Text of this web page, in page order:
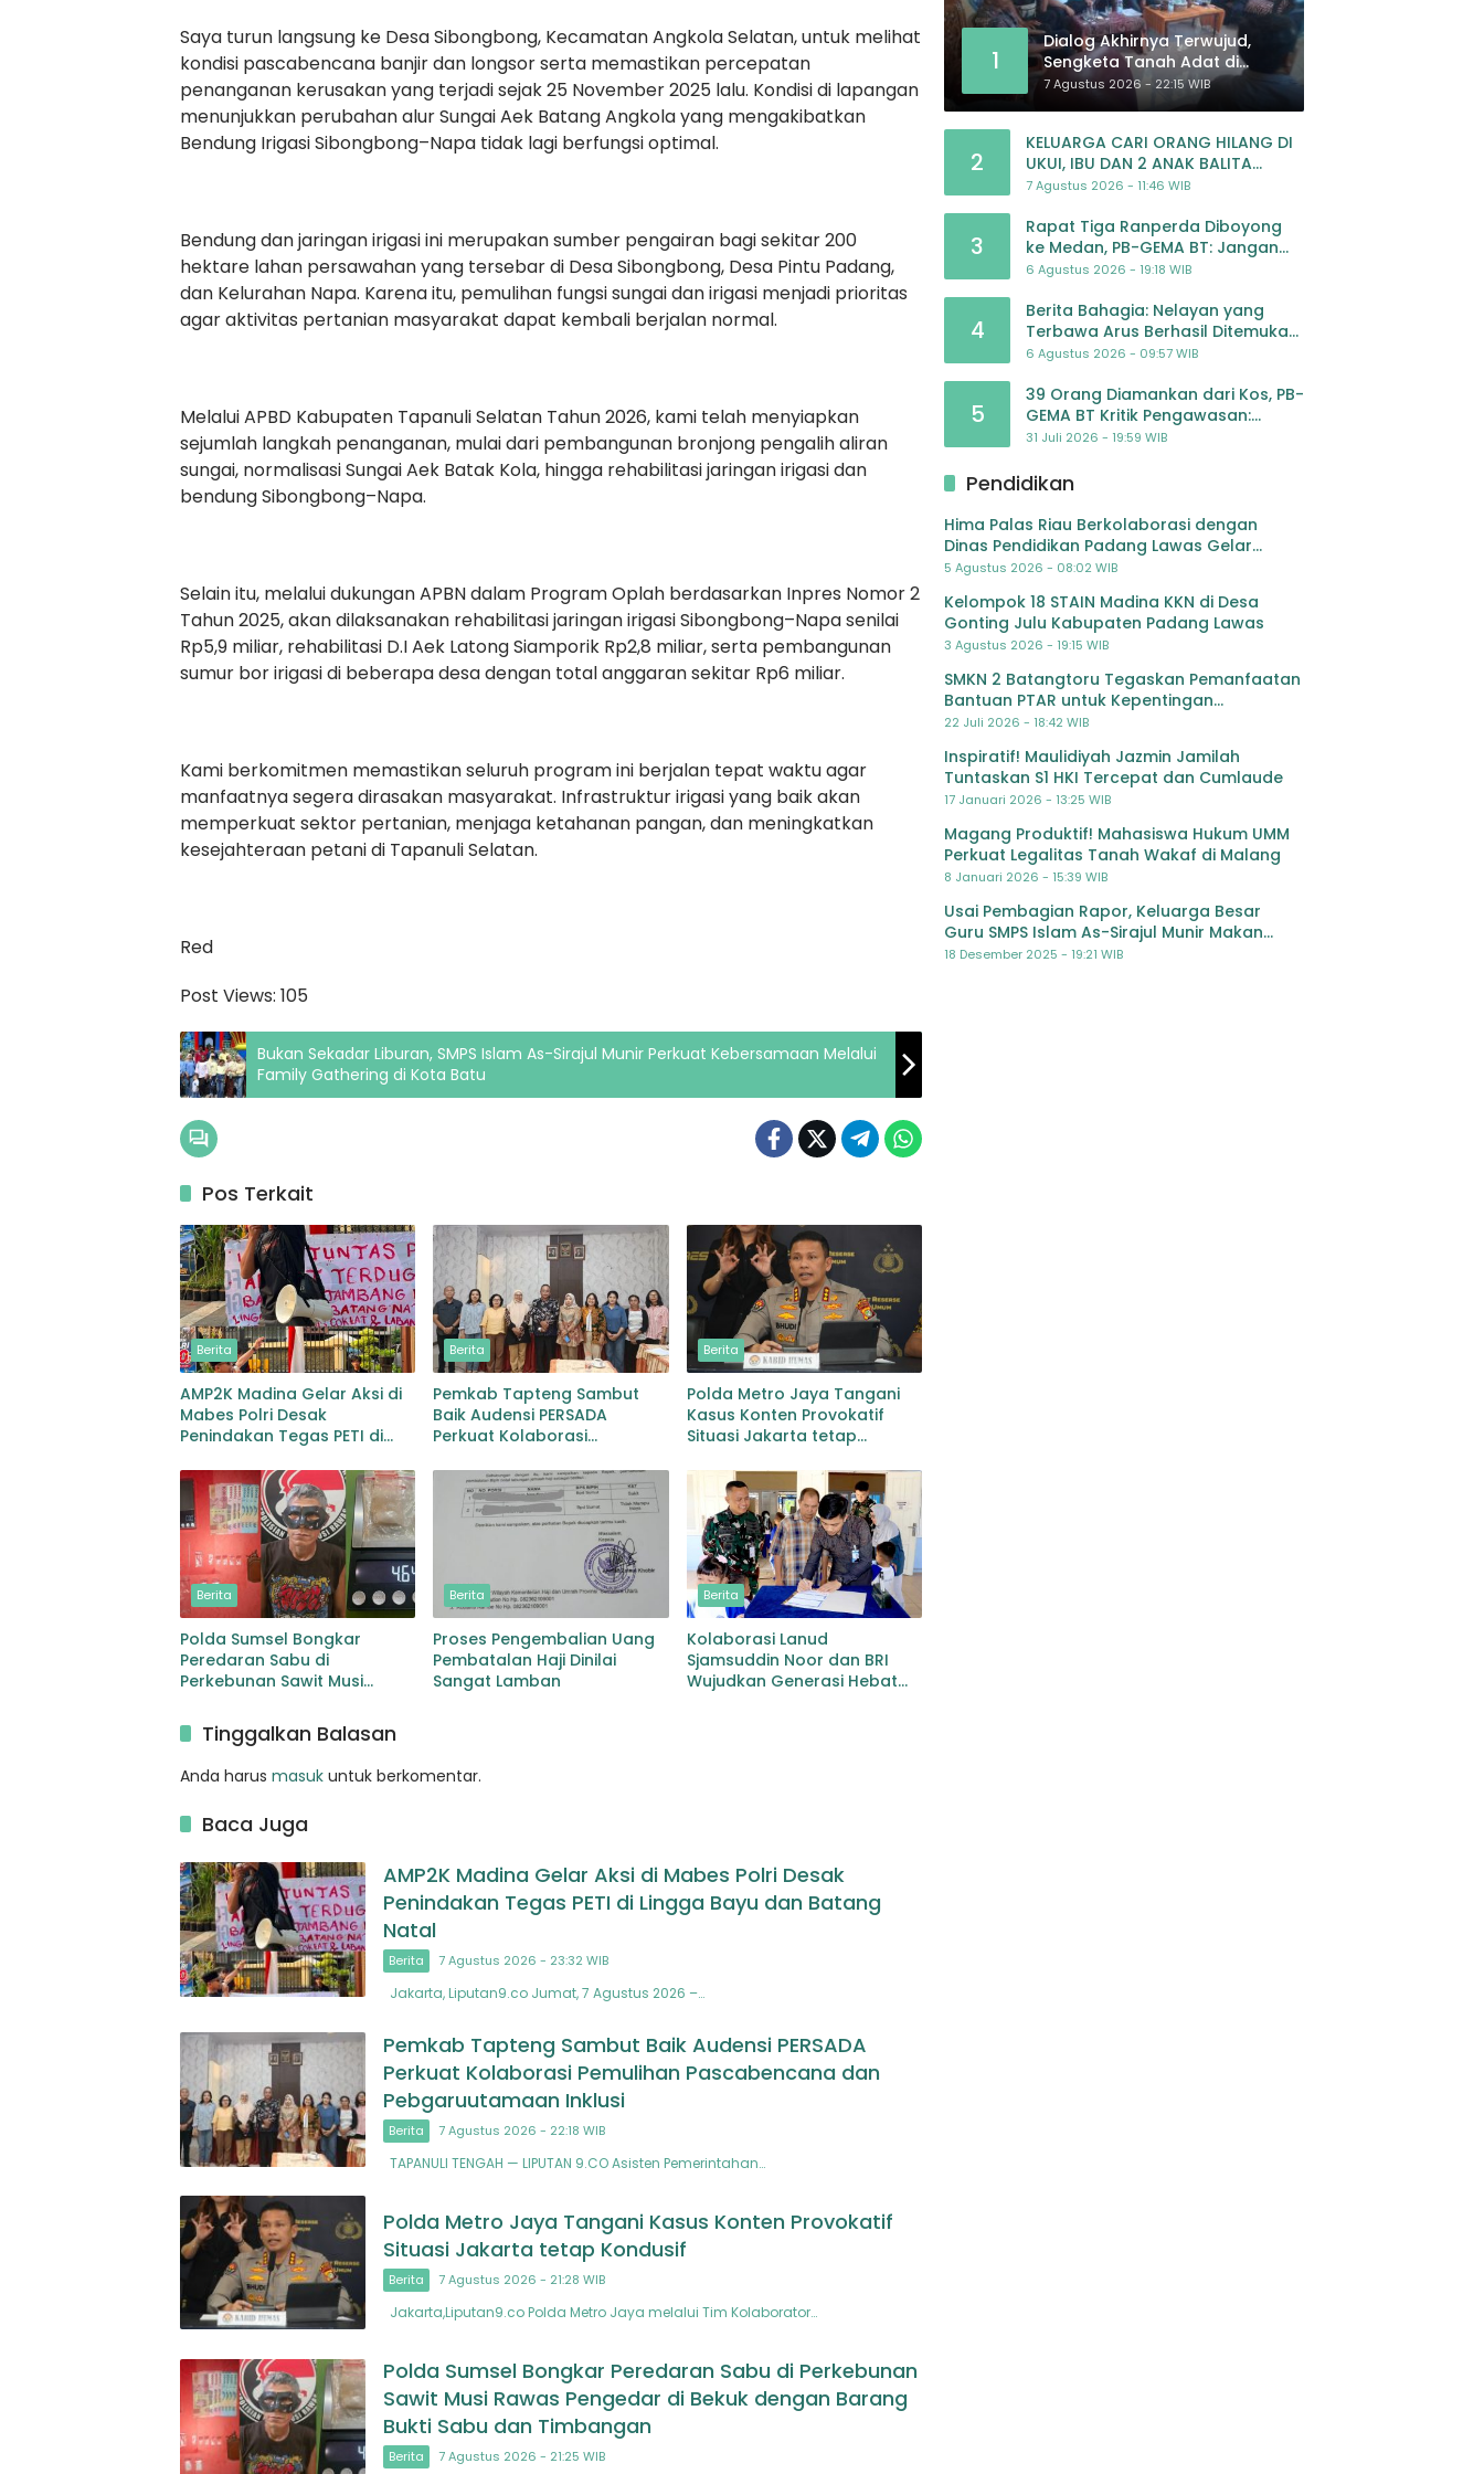
Saya turun langsung ke Desa Sibongbong, Kecamatan Angkola Selatan, untuk melihat
kondisi pascabencana banjir dan longsor serta memastikan percepatan
penanganan kerusakan yang terjadi sejak 25 November 2025 lalu. Kondisi di lapangan
menunjukkan perubahan alur Sungai Aek Batang Angkola yang mengakibatkan
Bendung Irigasi Sibongbong–Napa tidak lagi berfungsi optimal.
Bendung dan jaringan irigasi ini merupakan sumber pengairan bagi sekitar 200
hektare lahan persawahan yang tersebar di Desa Sibongbong, Desa Pintu Padang,
dan Kelurahan Napa. Karena itu, pemulihan fungsi sungai dan irigasi menjadi prioritas
agar aktivitas pertanian masyarakat dapat kembali berjalan normal.
Melalui APBD Kabupaten Tapanuli Selatan Tahun 2026, kami telah menyiapkan
sejumlah langkah penanganan, mulai dari pembangunan bronjong pengalih aliran
sungai, normalisasi Sungai Aek Batak Kola, hingga rehabilitasi jaringan irigasi dan
bendung Sibongbong–Napa.
Selain itu, melalui dukungan APBN dalam Program Oplah berdasarkan Inpres Nomor 2
Tahun 2025, akan dilaksanakan rehabilitasi jaringan irigasi Sibongbong–Napa senilai
Rp5,9 miliar, rehabilitasi D.I Aek Latong Siamporik Rp2,8 miliar, serta pembangunan
sumur bor irigasi di beberapa desa dengan total anggaran sekitar Rp6 miliar.
Kami berkomitmen memastikan seluruh program ini berjalan tepat waktu agar
manfaatnya segera dirasakan masyarakat. Infrastruktur irigasi yang baik akan
memperkuat sektor pertanian, menjaga ketahanan pangan, dan meningkatkan
kesejahteraan petani di Tapanuli Selatan.
Red
Post Views: 105
Bukan Sekadar Liburan, SMPS Islam As-Sirajul Munir Perkuat Kebersamaan Melalui
Family Gathering di Kota Batu
Pos Terkait
Berita
AMP2K Madina Gelar Aksi di
Mabes Polri Desak
Penindakan Tegas PETI di
Natal
Berita
Pemkab Tapteng Sambut
Baik Audensi PERSADA
Perkuat Kolaborasi
dan Pebgaruutamaan Inklusi
Berita
Polda Metro Jaya Tangani
Kasus Konten Provokatif
Situasi Jakarta tetap
Berita
Polda Sumsel Bongkar
Peredaran Sabu di
Perkebunan Sawit Musi
dengan Barang Bukti Sabu
dan Timbangan
Berita
Proses Pengembalian Uang
Pembatalan Haji Dinilai
Sangat Lamban
Berita
Kolaborasi Lanud
Sjamsuddin Noor dan BRI
Wujudkan Generasi Hebat
Tinggalkan Balasan
Anda harus masuk untuk berkomentar.
Baca Juga
AMP2K Madina Gelar Aksi di Mabes Polri Desak
Penindakan Tegas PETI di Lingga Bayu dan Batang
Natal
Berita 7 Agustus 2026 - 23:32 WIB
Jakarta, Liputan9.co Jumat, 7 Agustus 2026 –…
Pemkab Tapteng Sambut Baik Audensi PERSADA
Perkuat Kolaborasi Pemulihan Pascabencana dan
Pebgaruutamaan Inklusi
Berita 7 Agustus 2026 - 22:18 WIB
TAPANULI TENGAH — LIPUTAN 9.CO Asisten Pemerintahan…
Polda Metro Jaya Tangani Kasus Konten Provokatif
Situasi Jakarta tetap Kondusif
Berita 7 Agustus 2026 - 21:28 WIB
Jakarta,Liputan9.co Polda Metro Jaya melalui Tim Kolaborator…
Polda Sumsel Bongkar Peredaran Sabu di Perkebunan
Sawit Musi Rawas Pengedar di Bekuk dengan Barang
Bukti Sabu dan Timbangan
Berita 7 Agustus 2026 - 21:25 WIB
1
Dialog Akhirnya Terwujud,
Sengketa Tanah Adat di
Lingkar Proyek Strategis
Nasional Memasuki Babak
7 Agustus 2026 - 22:15 WIB
2
KELUARGA CARI ORANG HILANG DI
UKUI, IBU DAN 2 ANAK BALITA
BELUM PULANG SEJAK 20 JULI 2026
7 Agustus 2026 - 11:46 WIB
3
Rapat Tiga Ranperda Diboyong
ke Medan, PB-GEMA BT: Jangan
Jadikan APBD Ladang
6 Agustus 2026 - 19:18 WIB
4
Berita Bahagia: Nelayan yang
Terbawa Arus Berhasil Ditemukan
Dalam Keadaan Selamat
6 Agustus 2026 - 09:57 WIB
5
39 Orang Diamankan dari Kos, PB-
GEMA BT Kritik Pengawasan:
Jangan Tunggu Masyarakat
31 Juli 2026 - 19:59 WIB
Pendidikan
Hima Palas Riau Berkolaborasi dengan
Dinas Pendidikan Padang Lawas Gelar
Pelatihan OSIS SMP se-Kabupaten Padang
5 Agustus 2026 - 08:02 WIB
Kelompok 18 STAIN Madina KKN di Desa
Gonting Julu Kabupaten Padang Lawas
3 Agustus 2026 - 19:15 WIB
SMKN 2 Batangtoru Tegaskan Pemanfaatan
Bantuan PTAR untuk Kepentingan
Pendidikan
22 Juli 2026 - 18:42 WIB
Inspiratif! Maulidiyah Jazmin Jamilah
Tuntaskan S1 HKI Tercepat dan Cumlaude
17 Januari 2026 - 13:25 WIB
Magang Produktif! Mahasiswa Hukum UMM
Perkuat Legalitas Tanah Wakaf di Malang
8 Januari 2026 - 15:39 WIB
Usai Pembagian Rapor, Keluarga Besar
Guru SMPS Islam As-Sirajul Munir Makan
Bersama Sambut Libur Awal Semester
18 Desember 2025 - 19:21 WIB